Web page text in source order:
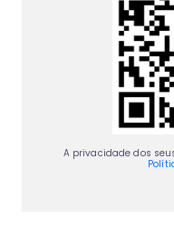
A privacidade dos